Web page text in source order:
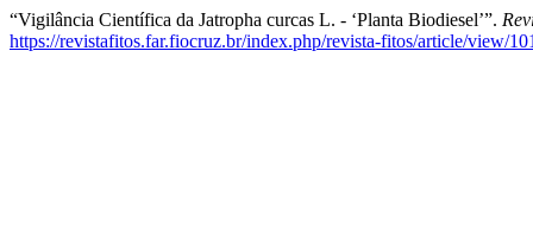
“Vigilância Científica da Jatropha curcas L. - ‘Planta Biodiesel’”.
https://revistafitos.far.fiocruz.br/index.php/revista-fitos/article/view/